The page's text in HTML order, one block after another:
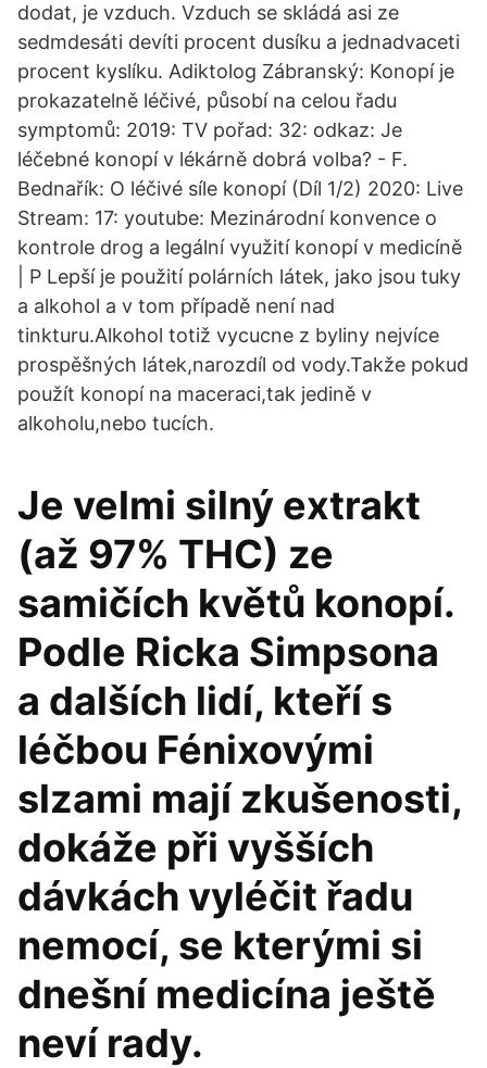
dodat, je vzduch. Vzduch se skládá asi ze
sedmdesáti devíti procent dusíku a jednadvaceti
procent kyslíku. Adiktolog Zábranský: Konopí je
prokazatelně léčivé, působí na celou řadu
symptomů: 2019: TV pořad: 32: odkaz: Je
léčebné konopí v lékárně dobrá volba? - F.
Bednařík: O léčivé síle konopí (Díl 1/2) 2020: Live
Stream: 17: youtube: Mezinárodní konvence o
kontrole drog a legální využití konopí v medicíně
| P Lepší je použití polárních látek, jako jsou tuky
a alkohol a v tom případě není nad
tinkturu.Alkohol totiž vycucne z byliny nejvíce
prospěšných látek,narozdíl od vody.Takže pokud
použít konopí na maceraci,tak jedině v
alkoholu,nebo tucích.
Je velmi silný extrakt
(až 97% THC) ze
samičích květů konopí.
Podle Ricka Simpsona
a dalších lidí, kteří s
léčbou Fénixovými
slzami mají zkušenosti,
dokáže při vyšších
dávkách vyléčit řadu
nemocí, se kterými si
dnešní medicína ještě
neví rady.